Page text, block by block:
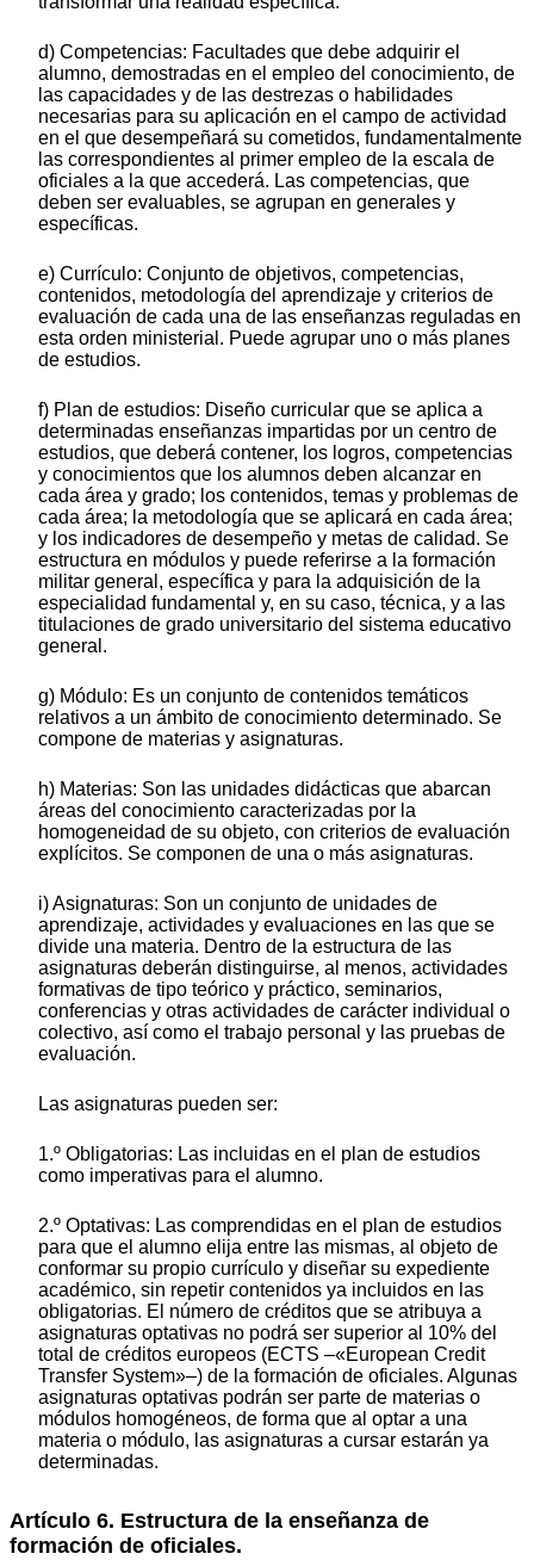
d) Competencias: Facultades que debe adquirir el
alumno, demostradas en el empleo del conocimiento, de
las capacidades y de las destrezas o habilidades
necesarias para su aplicación en el campo de actividad
en el que desempeñará su cometidos, fundamentalmente
las correspondientes al primer empleo de la escala de
oficiales a la que accederá. Las competencias, que
deben ser evaluables, se agrupan en generales y
específicas.
e) Currículo: Conjunto de objetivos, competencias,
contenidos, metodología del aprendizaje y criterios de
evaluación de cada una de las enseñanzas reguladas en
esta orden ministerial. Puede agrupar uno o más planes
de estudios.
f) Plan de estudios: Diseño curricular que se aplica a
determinadas enseñanzas impartidas por un centro de
estudios, que deberá contener, los logros, competencias
y conocimientos que los alumnos deben alcanzar en
cada área y grado; los contenidos, temas y problemas de
cada área; la metodología que se aplicará en cada área;
y los indicadores de desempeño y metas de calidad. Se
estructura en módulos y puede referirse a la formación
militar general, específica y para la adquisición de la
especialidad fundamental y, en su caso, técnica, y a las
titulaciones de grado universitario del sistema educativo
general.
g) Módulo: Es un conjunto de contenidos temáticos
relativos a un ámbito de conocimiento determinado. Se
compone de materias y asignaturas.
h) Materias: Son las unidades didácticas que abarcan
áreas del conocimiento caracterizadas por la
homogeneidad de su objeto, con criterios de evaluación
explícitos. Se componen de una o más asignaturas.
i) Asignaturas: Son un conjunto de unidades de
aprendizaje, actividades y evaluaciones en las que se
divide una materia. Dentro de la estructura de las
asignaturas deberán distinguirse, al menos, actividades
formativas de tipo teórico y práctico, seminarios,
conferencias y otras actividades de carácter individual o
colectivo, así como el trabajo personal y las pruebas de
evaluación.
Las asignaturas pueden ser:
1.º Obligatorias: Las incluidas en el plan de estudios
como imperativas para el alumno.
2.º Optativas: Las comprendidas en el plan de estudios
para que el alumno elija entre las mismas, al objeto de
conformar su propio currículo y diseñar su expediente
académico, sin repetir contenidos ya incluidos en las
obligatorias. El número de créditos que se atribuya a
asignaturas optativas no podrá ser superior al 10% del
total de créditos europeos (ECTS –«European Credit
Transfer System»–) de la formación de oficiales. Algunas
asignaturas optativas podrán ser parte de materias o
módulos homogéneos, de forma que al optar a una
materia o módulo, las asignaturas a cursar estarán ya
determinadas.
Artículo 6. Estructura de la enseñanza de
formación de oficiales.